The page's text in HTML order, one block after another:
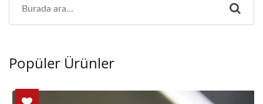
Popüler Ürünler